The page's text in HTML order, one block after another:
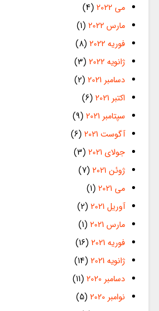
می 2022
(4)
مارس 2022
(1)
فوریه 2022
(8)
ژانویه 2022
(3)
دسامبر 2021
(2)
اکتبر 2021
(6)
سپتامبر 2021
(9)
آگوست 2021
(6)
جولای 2021
(3)
ژوئن 2021
(7)
می 2021
(1)
آوریل 2021
(2)
مارس 2021
(1)
فوریه 2021
(16)
ژانویه 2021
(14)
دسامبر 2020
(11)
نوامبر 2020
(5)